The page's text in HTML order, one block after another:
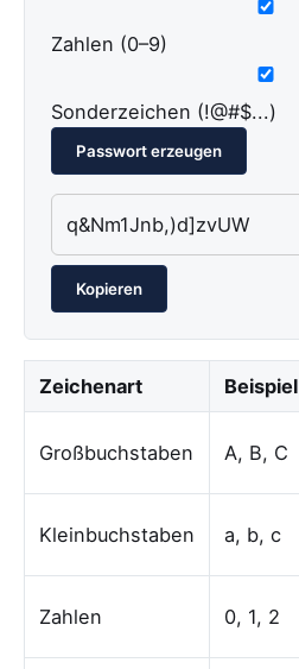
Zahlen (0–9)
Sonderzeichen (!@#$...)
Passwort erzeugen
q&Nm1Jnb,)d]zvUW
Kopieren
Zeichenart Beispiel
Großbuchstaben A, B, C
Kleinbuchstaben a, b, c
Zahlen 0, 1, 2